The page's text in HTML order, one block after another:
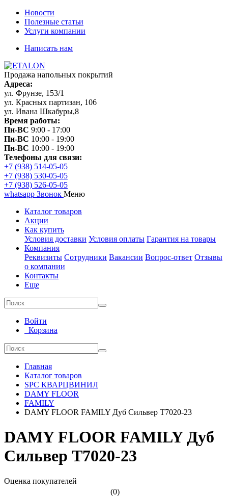
Новости
Полезные статьи
Услуги компании
Написать нам
Продажа напольных покрытий
Адреса:
ул. Фрунзе, 153/1
ул. Красных партизан, 106
ул. Ивана Шкабуры,8
Время работы:
Пн-ВС 9:00 - 17:00
Пн-ВС 10:00 - 19:00
Пн-ВС 10:00 - 19:00
Телефоны для связи:
+7 (938) 514-05-05
+7 (938) 530-05-05
+7 (938) 526-05-05
whatsapp Звонок Меню
Каталог товаров
Акции
Как купить
Условия доставки Условия оплаты Гарантия на товары
Компания
Реквизиты Сотрудники Вакансии Вопрос-ответ Отзывы
о компании
Контакты
Еще
Войти
Корзина
Главная
Каталог товаров
SPC КВАРЦВИНИЛ
DAMY FLOOR
FAMILY
DAMY FLOOR FAMILY Дуб Сильвер T7020-23
DAMY FLOOR FAMILY Дуб
Сильвер T7020-23
Оценка покупателей
(0)